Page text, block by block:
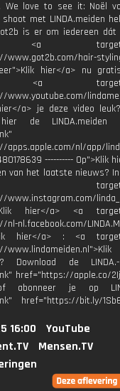
We love to see it: Noël
met LINDA.meiden
is er om iedereen dát
<a
www.got2b.com/hair-
hier</a> nu
<a
www.youtube.com/
a> je deze video
hier de
apps.apple.com/nl/app/
---------- Op">Klik
van het laatste nieuws?
www.instagram.com/
hier</a> <a
nl.facebook.com/
hier</a> : <a
Download de
href="https://apple.co/
abonneer je op
href="https://bit.ly/
16:00
YouTube
Mensen.TV